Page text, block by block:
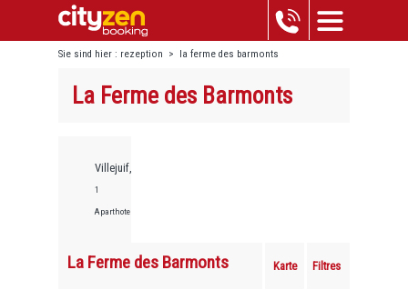
Sie sind hier : rezeption > la ferme des barmonts
La Ferme des Barmonts
Villejuif,
1
Aparthotels
La Ferme des Barmonts Karte Filtres